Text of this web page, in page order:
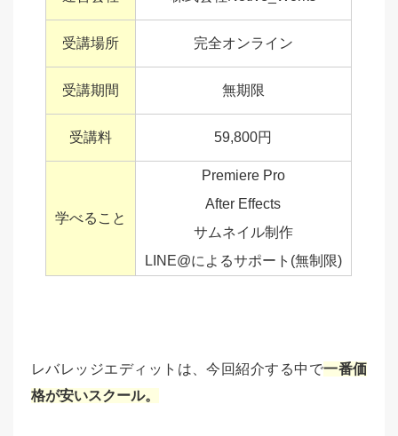
受講場所 完全オンライン
受講期間 無期限
受講料 59,800円
学べること
Premiere Pro
After Effects
サムネイル制作
LINE@によるサポート(無制限)
レバレッジエディットは、今回紹介する中で一番価
格が安いスクール。